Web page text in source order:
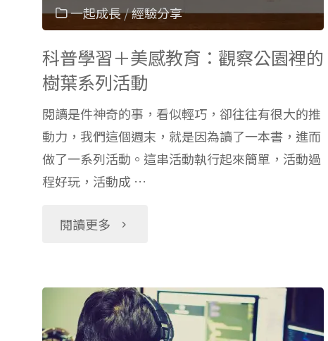
一起成長/經驗分享
科普學習＋美感教育：觀察公園裡的
樹葉系列活動
閱讀是件神奇的事，看似輕巧，卻往往有很大的推
動力，我們這個週末，就是因為讀了一本書，進而
做了一系列活動。這串活動執行起來簡單，活動過
程好玩，活動成 …
閱讀更多 "科
學